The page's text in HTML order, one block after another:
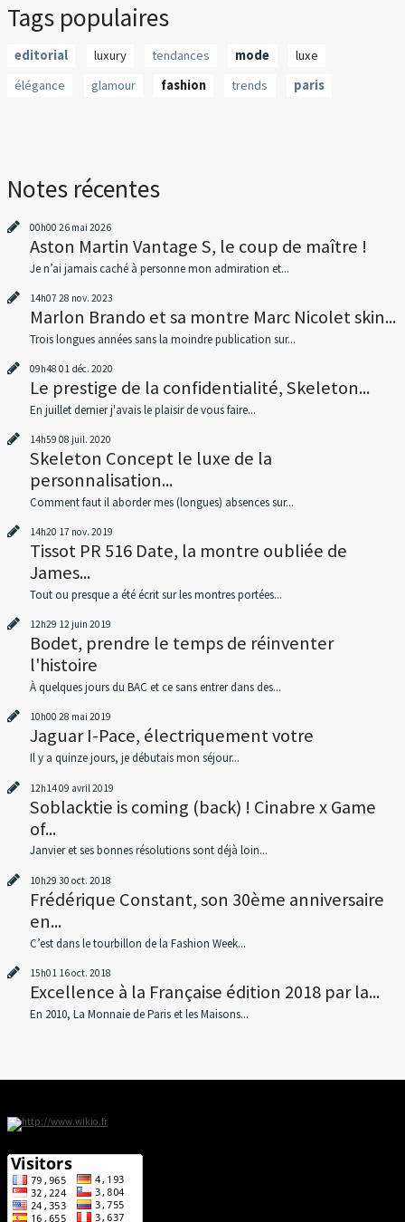
Tags populaires
editorial luxury tendances mode
luxe
élégance
glamour fashion trends paris
Notes récentes
00h00 26 mai 2026
Aston Martin Vantage S, le coup de maître !
Je n’ai jamais caché à personne mon admiration et...
14h07 28 nov. 2023
Marlon Brando et sa montre Marc Nicolet skin...
Trois longues années sans la moindre publication sur...
09h48 01 déc. 2020
Le prestige de la confidentialité, Skeleton...
En juillet dernier j'avais le plaisir de vous faire...
14h59 08 juil. 2020
Skeleton Concept le luxe de la
personnalisation...
Comment faut il aborder mes (longues) absences sur...
14h20 17 nov. 2019
Tissot PR 516 Date, la montre oubliée de
James...
Tout ou presque a été écrit sur les montres portées...
12h29 12 juin 2019
Bodet, prendre le temps de réinventer
l'histoire
À quelques jours du BAC et ce sans entrer dans des...
10h00 28 mai 2019
Jaguar I-Pace, électriquement votre
Il y a quinze jours, je débutais mon séjour...
12h1409 avril 2019
Soblacktie is coming (back) ! Cinabre x Game
of...
Janvier et ses bonnes résolutions sont déjà loin...
10h29 30 oct. 2018
Frédérique Constant, son 30ème anniversaire
en...
C’est dans le tourbillon de la Fashion Week...
15h01 16oct. 2018
Excellence à la Française édition 2018 par la...
En 2010, La Monnaie de Paris et les Maisons...